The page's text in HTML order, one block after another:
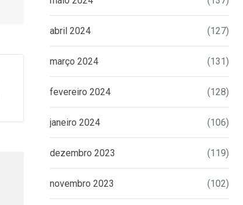
abril 2024 (127)
março 2024 (131)
fevereiro 2024 (128)
janeiro 2024 (106)
dezembro 2023 (119)
novembro 2023 (102)